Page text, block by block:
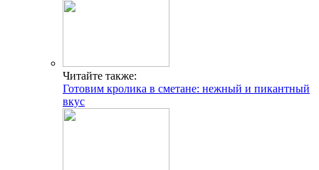
Читайте также:
Готовим кролика в сметане: нежный и пикантный
вкус